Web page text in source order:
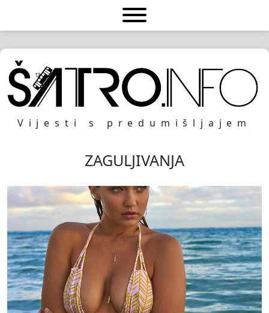
Vijesti s predumišljajem
ZAGULJIVANJA